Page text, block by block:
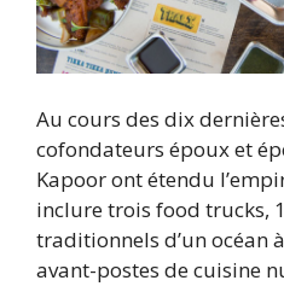
Au cours des dix
cofondateurs époux et
Kapoor ont étendu
inclure trois food trucks,
traditionnels d’un océan
avant-postes de cuisine